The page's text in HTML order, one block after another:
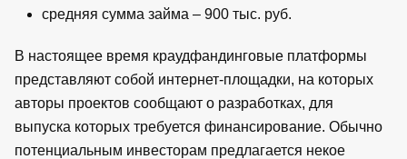
средняя сумма займа – 900 тыс. руб.
В настоящее время краудфандинговые платформы
представляют собой интернет-площадки, на которых
авторы проектов сообщают о разработках, для
выпуска которых требуется финансирование. Обычно
потенциальным инвесторам предлагается некое